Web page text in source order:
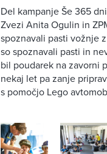
Del kampanje Še 365
Zvezi Anita Ogulin in
spoznavali pasti vožnje
so spoznavali pasti in
bil poudarek na zavorni
nekaj let pa zanje
s pomočjo Lego